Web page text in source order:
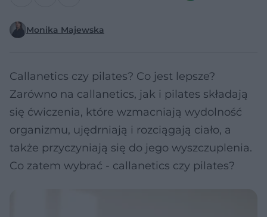
Monika Majewska
Callanetics czy pilates? Co jest lepsze?
Zarówno na callanetics, jak i pilates składają
się ćwiczenia, które wzmacniają wydolność
organizmu, ujędrniają i rozciągają ciało, a
także przyczyniają się do jego wyszczuplenia.
Co zatem wybrać - callanetics czy pilates?